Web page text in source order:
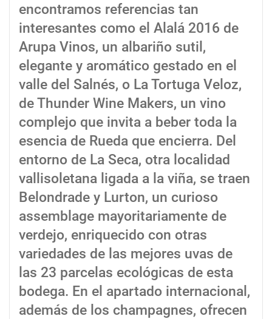
encontramos referencias tan
interesantes como el Alalá 2016 de
Arupa Vinos, un albariño sutil,
elegante y aromático gestado en el
valle del Salnés, o La Tortuga Veloz,
de Thunder Wine Makers, un vino
complejo que invita a beber toda la
esencia de Rueda que encierra. Del
entorno de La Seca, otra localidad
vallisoletana ligada a la viña, se traen
Belondrade y Lurton, un curioso
assemblage mayoritariamente de
verdejo, enriquecido con otras
variedades de las mejores uvas de
las 23 parcelas ecológicas de esta
bodega. En el apartado internacional,
además de los champagnes, ofrecen